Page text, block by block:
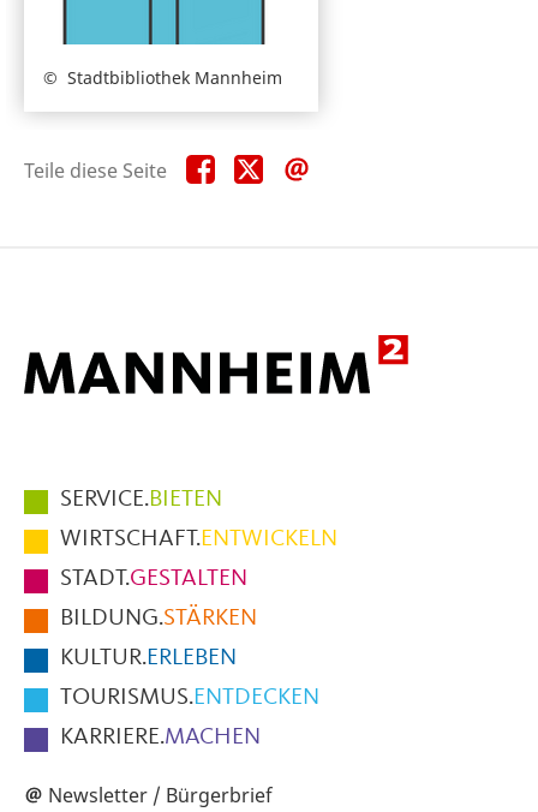
Stadtbibliothek Mannheim
Teile diese Seite Teile
diese
Teile
diese
Hauptmenüpunkte
im
Fußbereich
der
Seite
SERVICE.BIETEN
WIRTSCHAFT.ENTWICKELN
STADT.GESTALTEN
BILDUNG.STÄRKEN
KULTUR.ERLEBEN
TOURISMUS.ENTDECKEN
KARRIERE.MACHEN
Newsletter / Bürgerbrief